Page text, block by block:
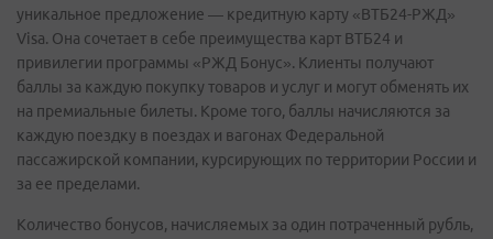
уникальное предложение — кредитную карту «ВТБ24-РЖД»
Visa. Она сочетает в себе преимущества карт ВТБ24 и
привилегии программы «РЖД Бонус». Клиенты получают
баллы за каждую покупку товаров и услуг и могут обменять их
на премиальные билеты. Кроме того, баллы начисляются за
каждую поездку в поездах и вагонах Федеральной
пассажирской компании, курсирующих по территории России и
за ее пределами.
Количество бонусов, начисляемых за один потраченный рубль,